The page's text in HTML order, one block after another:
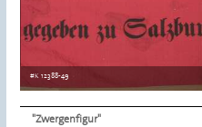
#K 12388-49
"Zwergenfigur"